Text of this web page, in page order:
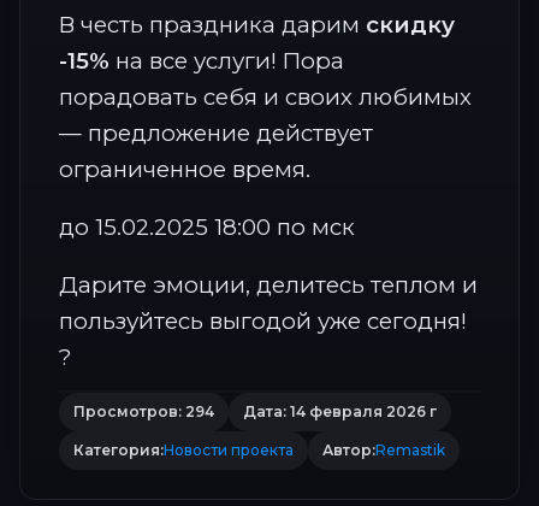
В честь праздника дарим скидку
-15% на все услуги! Пора
порадовать себя и своих любимых
— предложение действует
ограниченное время.
до 15.02.2025 18:00 по мск
Дарите эмоции, делитесь теплом и
пользуйтесь выгодой уже сегодня!
?
Просмотров: 294 Дата: 14 февраля 2026 г
Категория:Новости проекта Автор:Remastik